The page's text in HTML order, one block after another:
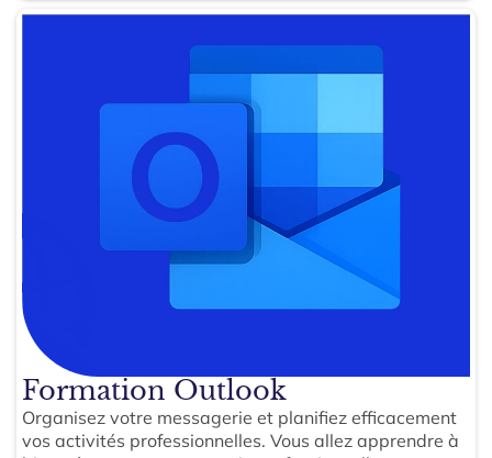
Formation Outlook
Organisez votre messagerie et planifiez efficacement
vos activités professionnelles. Vous allez apprendre à